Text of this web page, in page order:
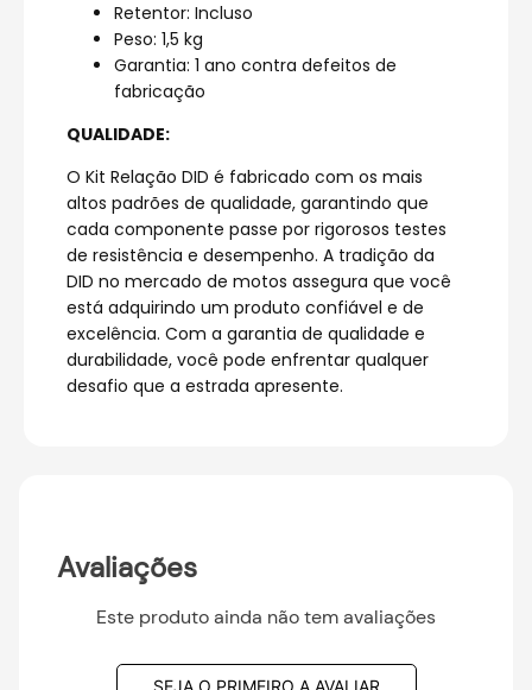
Retentor: Incluso
Peso: 1,5 kg
Garantia: 1 ano contra defeitos de
fabricação
QUALIDADE:
O Kit Relação DID é fabricado com os mais
altos padrões de qualidade, garantindo que
cada componente passe por rigorosos testes
de resistência e desempenho. A tradição da
DID no mercado de motos assegura que você
está adquirindo um produto confiável e de
excelência. Com a garantia de qualidade e
durabilidade, você pode enfrentar qualquer
desafio que a estrada apresente.
Avaliações
Este produto ainda não tem avaliações
SEJA O PRIMEIRO A AVALIAR